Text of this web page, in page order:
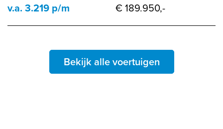
v.a. 3.219 p/m € 189.950,-
Bekijk alle voertuigen